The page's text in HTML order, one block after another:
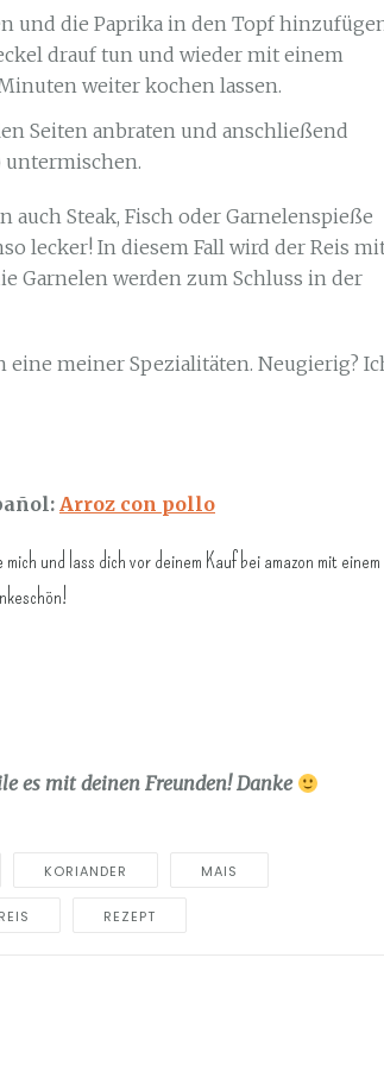
und die Paprika in den Topf
drauf tun und wieder mit einem
weiter kochen lassen.
Seiten anbraten und anschließend
untermischen.
auch Steak, Fisch oder Garnelenspieße
lecker! In diesem Fall wird der Reis
Garnelen werden zum Schluss in der
meiner Spezialitäten. Neugierig?
Arroz con pollo
und lass dich vor deinem Kauf bei amazon mit einem
es mit deinen Freunden! Danke
KORIANDER MAIS
REIS REZEPT